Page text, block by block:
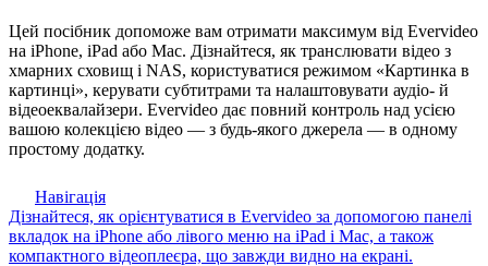
Цей посібник допоможе вам отримати максимум від Evervideo
на iPhone, iPad або Mac. Дізнайтеся, як транслювати відео з
хмарних сховищ і NAS, користуватися режимом «Картинка в
картинці», керувати субтитрами та налаштовувати аудіо- й
відеоеквалайзери. Evervideo дає повний контроль над усією
вашою колекцією відео — з будь-якого джерела — в одному
простому додатку.
Навігація
Дізнайтеся, як орієнтуватися в Evervideo за допомогою панелі
вкладок на iPhone або лівого меню на iPad і Mac, а також
компактного відеоплеєра, що завжди видно на екрані.